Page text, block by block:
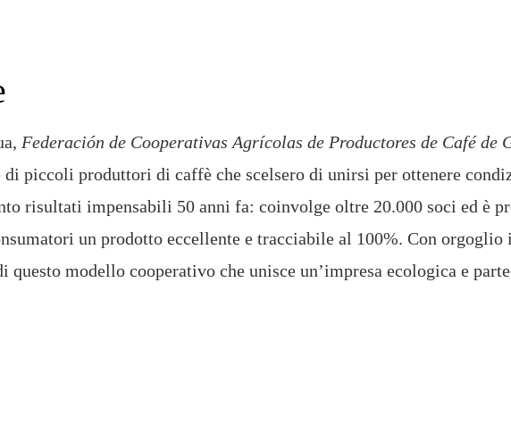
Federación de Cooperativas Agrícolas de Productores de Café de
di piccoli produttori di caffè che scelsero di unirsi per ottenere
risultati impensabili 50 anni fa: coinvolge oltre 20.000 soci ed è
un prodotto eccellente e tracciabile al 100%. Con
questo modello cooperativo che unisce un’impresa ecologica e